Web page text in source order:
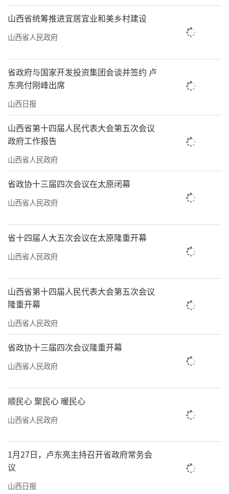
山西省统筹推进宜居宜业和美乡村建设
山西省人民政府
省政府与国家开发投资集团会谈并签约 卢
东亮付刚峰出席
山西日报
山西省第十四届人民代表大会第五次会议
政府工作报告
山西省人民政府
省政协十三届四次会议在太原闭幕
山西省人民政府
省十四届人大五次会议在太原隆重开幕
山西省人民政府
山西省第十四届人民代表大会第五次会议
隆重开幕
山西省人民政府
省政协十三届四次会议隆重开幕
山西省人民政府
顺民心 聚民心 暖民心
山西省人民政府
1月27日，卢东亮主持召开省政府常务会
议
山西日报